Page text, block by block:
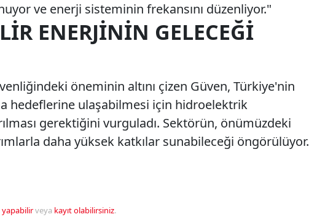
ve enerji sisteminin frekansını düzenliyor."
ENERJININ GELECEĞI
öneminin altını çizen Güven, Türkiye'nin
hedeflerine ulaşabilmesi için hidroelektrik
gerektiğini vurguladı. Sektörün, önümüzdeki
daha yüksek katkılar sunabileceği öngörülüyor.
yapabilirveya kayıt olabilirsiniz.